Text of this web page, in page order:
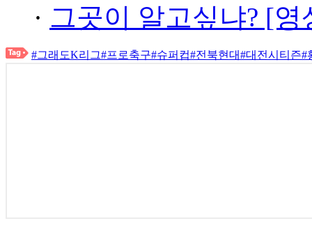
· 그곳이 알고싶냐? [
#그래도K리그#프로축구#슈퍼컵#전북현대#대전시티즌#